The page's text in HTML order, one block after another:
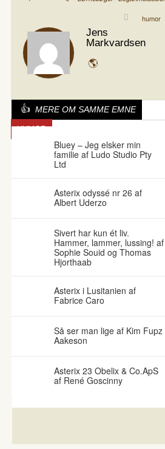
humor
Jens
Markvardsen
MERE OM SAMME EMNE
HUMOR
Bluey – Jeg elsker min
familie af Ludo Studio Pty
Ltd
Asterix odyssé nr 26 af
Albert Uderzo
Sivert har kun ét liv.
Hammer, lammer, lussing! af
Sophie Souid og Thomas
Hjorthaab
Asterix i Lusitanien af
Fabrice Caro
Så ser man lige af Kim Fupz
Aakeson
Asterix 23 Obelix & Co.ApS
af René Goscinny